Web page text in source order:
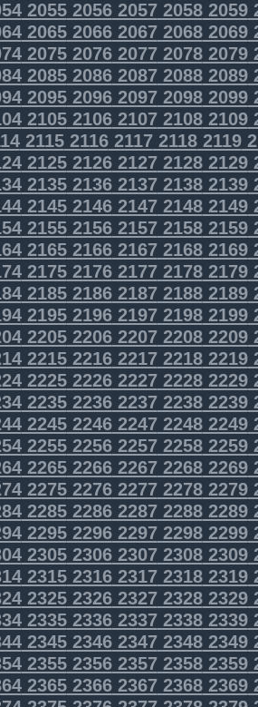
20552056205720582059
20652066206720682069
20752076207720782079
20852086208720882089
20952096209720982099
21052106210721082109
21152116211721182119
21252126212721282129
21352136213721382139
21452146214721482149
21552156215721582159
21652166216721682169
21752176217721782179
21852186218721882189
21952196219721982199
22052206220722082209
22152216221722182219
22252226222722282229
22352236223722382239
22452246224722482249
22552256225722582259
22652266226722682269
22752276227722782279
22852286228722882289
22952296229722982299
23052306230723082309
23152316231723182319
23252326232723282329
23352336233723382339
23452346234723482349
23552356235723582359
23652366236723682369